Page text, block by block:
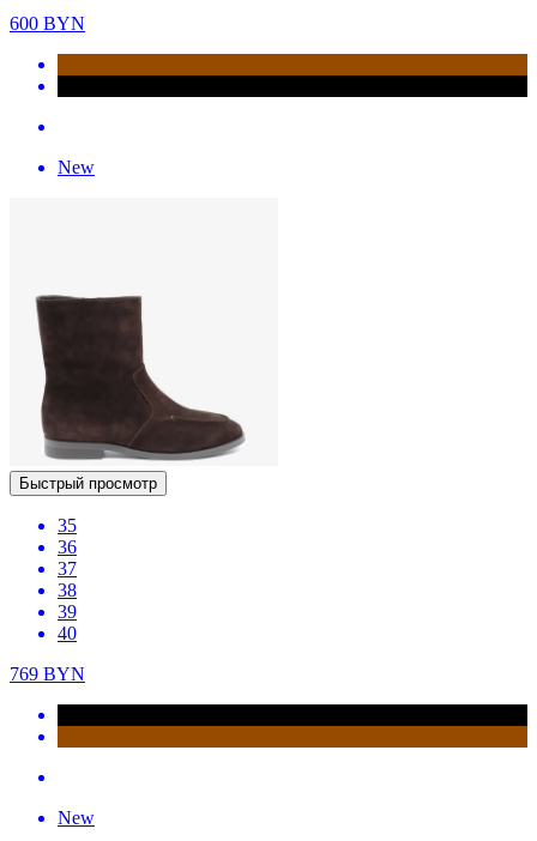
600 BYN
New
Быстрый просмотр
35
36
37
38
39
40
769 BYN
New